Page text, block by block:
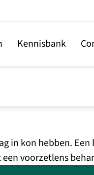
Kennisbank
in kon hebben.
voorzetlens